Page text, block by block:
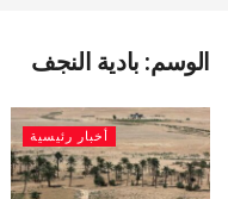
الوسم: بادية النجف
أخبار رئيسية